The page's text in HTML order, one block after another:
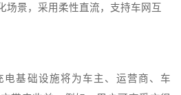
场景，采用柔性直流，支持车网互
电基础设施将为车主、运营商、车